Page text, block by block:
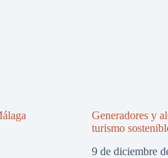
Generadores y
turismo
9 de diciembre